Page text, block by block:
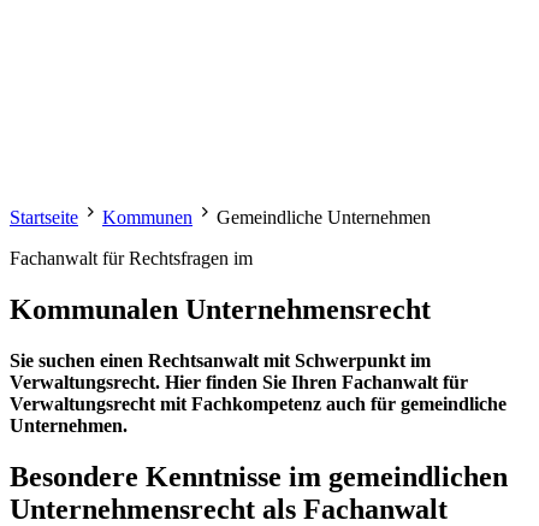
Startseite Kommunen
Gemeindliche Unternehmen
Fachanwalt für Rechtsfragen im
Kommunalen Unternehmensrecht
Sie suchen einen Rechtsanwalt mit Schwerpunkt im
Verwaltungsrecht. Hier finden Sie Ihren Fachanwalt für
Verwaltungsrecht mit Fachkompetenz auch für gemeindliche
Unternehmen.
Besondere Kenntnisse im gemeindlichen
Unternehmensrecht als Fachanwalt